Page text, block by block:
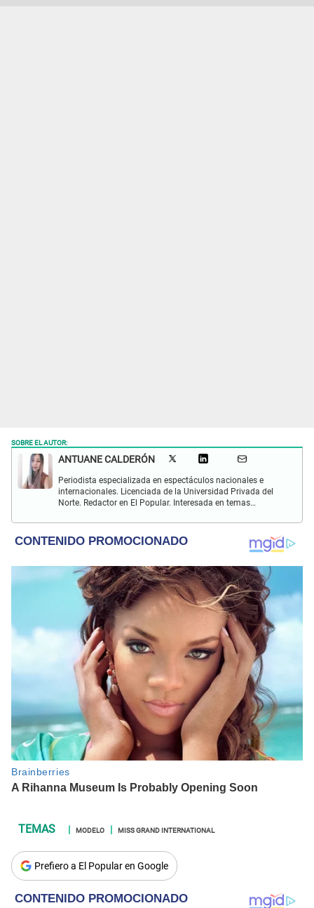
SOBRE EL AUTOR:
ANTUANE CALDERÓN
Periodista especializada en espectáculos nacionales e
internacionales. Licenciada de la Universidad Privada del
Norte. Redactor en El Popular. Interesada en temas
y televisión.
MODELO MISS GRAND INTERNATIONAL
Prefiero a El Popular en Google